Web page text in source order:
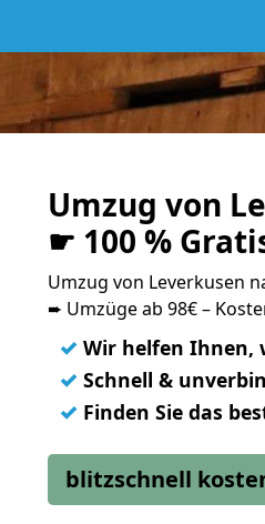
Umzug von
☛ 100 %
Umzug von Leverkusen
➨ Umzüge ab 98€ –
✓ Wir helfen Ihnen,
✓ Schnell &
✓ Finden Sie das
blitzschnell